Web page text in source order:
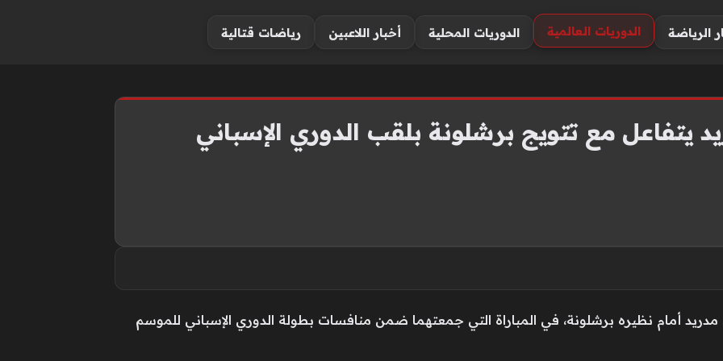
الرياضة الدوريات العالمية الدوريات المحلية أخبار اللاعبين رياضات قتالية
يتفاعل مع تتويج برشلونة بلقب الدوري الإسباني
مدريد أمام نظيره برشلونة، في المباراة التي جمعتهما ضمن منافسات بطولة الدوري الإسباني للموسم